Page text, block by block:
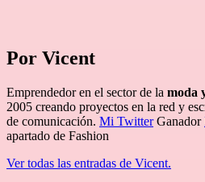
Por Vicent
Emprendedor en el sector de la moda
2005 creando proyectos en la red y
de comunicación. Mi TwitterGanador
apartado de Fashion
Ver todas las entradas de Vicent.